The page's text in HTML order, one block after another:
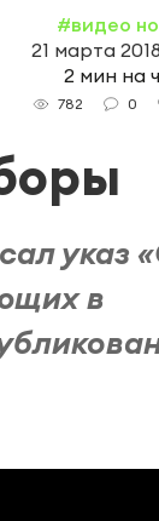
#видео
21 марта
2 мин на
782 0
указ
в